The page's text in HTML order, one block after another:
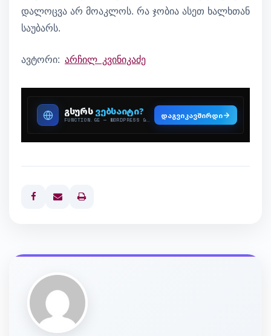
დალოცვა არ მოაკლოს. რა ჯობია ასეთ ხალხთან
საუბარს.
ავტორი: არჩილ კვინიკაძე
Print